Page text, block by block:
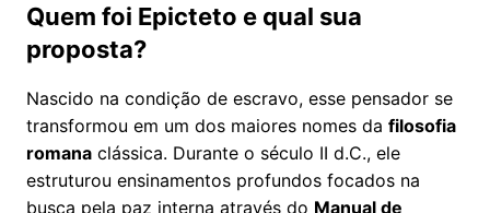
Quem foi Epicteto e qual sua
proposta?
Nascido na condição de escravo, esse pensador se
transformou em um dos maiores nomes da filosofia
romana clássica. Durante o século II d.C., ele
estruturou ensinamentos profundos focados na
busca pela paz interna através do Manual de